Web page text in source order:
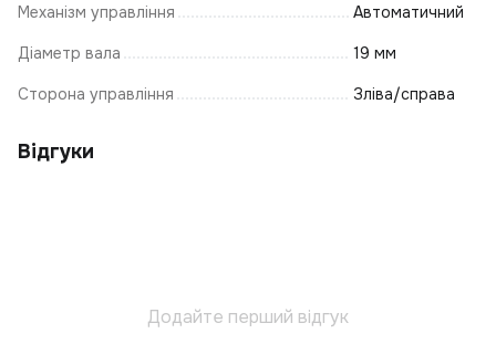
Механізм управління Автоматичний
Діаметр вала 19 мм
Сторона управління Зліва/справа
Відгуки
Додайте перший відгук